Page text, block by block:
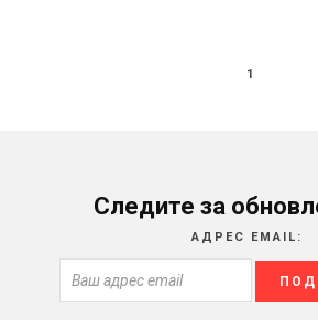
1
Следите за
АДРЕС EMAIL: